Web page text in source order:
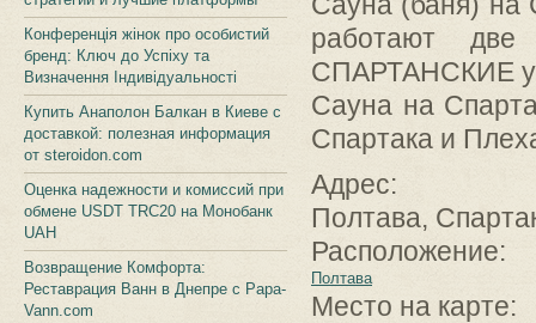
Конференція жінок про особистий
бренд: Ключ до Успіху та
Визначення Індивідуальності
Купить Анаполон Балкан в Киеве с
доставкой: полезная информация
от steroidon.com
Оценка надежности и комиссий при
обмене USDT TRC20 на Монобанк
UAH
Возвращение Комфорта:
Реставрация Ванн в Днепре с Papa-
Vann.com
работают
СПАРТАНСКИЕ
Сауна на
Спартака и
Адрес:
Полтава,
Расположение:
Полтава
Место на карте: